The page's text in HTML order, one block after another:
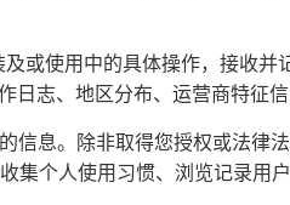
或使用中的具体操作，接收并
日志、地区分布、运营商特征
信息。除非取得您授权或法律
集个人使用习惯、浏览记录用